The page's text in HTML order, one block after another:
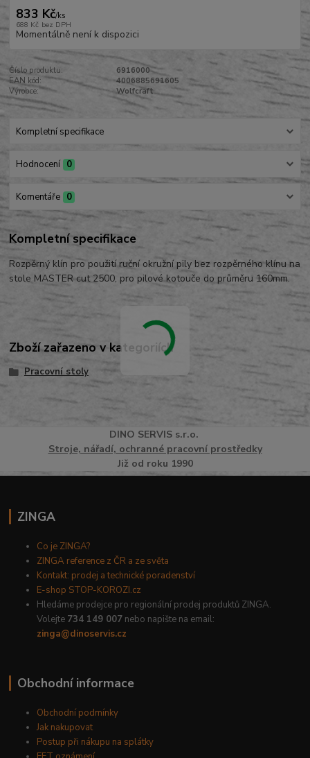
833 Kč/ks
688 Kč bez DPH
Momentálně není k dispozici
Číslo produktu:
6916000
EAN kód:
4006885691605
Výrobce:
Wolfcraft
Kompletní specifikace
Hodnocení 0
Komentáře 0
Kompletní specifikace
Rozpěrný klín pro použití ruční okružní pily bez rozpěrného klínu na
stole MASTER cut 2500, pro pilové kotouče do průměru 160mm.
Zboží zařazeno v kategoriích
Pracovní stoly
DINO SERVISs.r.o.
Stroje, nářadí, ochranné pracovní prostředky
Již od roku 1990
ZINGA
Co je ZINGA?
ZINGA reference z ČR a ze světa
Kontakt: prodej a technické poradenství
E-shop STOP-KOROZI.cz
Hledáme prodejce pro regionální prodej produktů ZINGA.
Volejte 734 149 007 nebo napište na email:
zinga@dinoservis.cz
Obchodní informace
Obchodní podmínky
Jak nakupovat
Postup při nákupu na splátky